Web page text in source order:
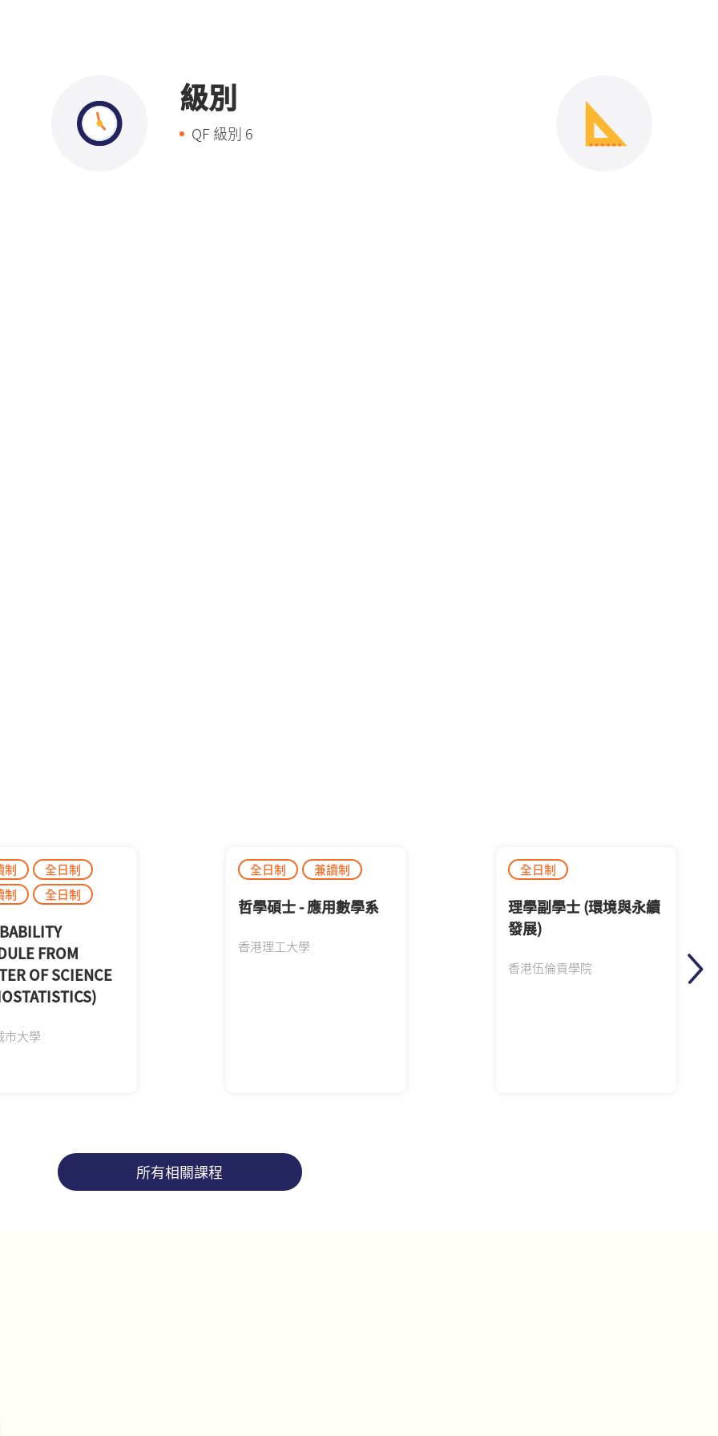
級別
QF 級別 6
制
全日制
制
全日制
FROM
OF SCIENCE
市大學
全日制 兼讀制
哲學碩士 - 應用數學系
香港理工大學
全日制
理學副學士 (環境與永續
發展)
香港伍倫貢學院
所有相關課程